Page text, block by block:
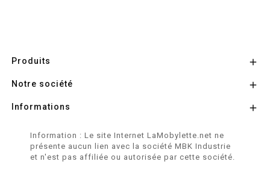
Produits 
Notre société 
Informations 
Information : Le site Internet LaMobylette.net ne
présente aucun lien avec la société MBK Industrie
et n'est pas affiliée ou autorisée par cette société.